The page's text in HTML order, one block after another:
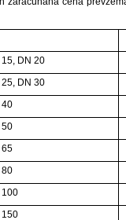
DN 20
DN 30
40
50
65
80
100
150